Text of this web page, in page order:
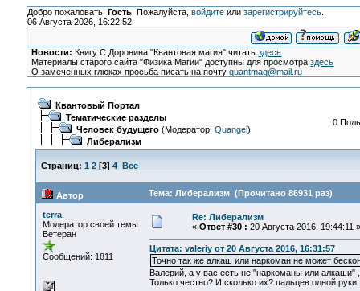
Добро пожаловать, Гость. Пожалуйста, войдитеили зарегистрируйтесь.
06 Августа 2026, 16:22:52
Новости: Книгу С.Доронина "Квантовая магия" читатьздесь
Материалы старого сайта "Физика Магии" доступны для просмотраздесь
О замеченных глюках просьба писать на почтуquantmag@mail.ru
Квантовый Портал
Тематические разделы
Человек будущего(Модератор: Quangel)
Либерализм
0
Страниц: 1 2[3] 4 Все
Автор Тема: Либерализм (Прочитано 86931 раз)
terra
Модератор своей темы
Ветеран
Сообщений: 1811
Re: Либерализм
« Ответ #30 : 20 Августа 2016, 19:44:11 »
Цитата: valeriy от 20 Августа 2016, 16:31:57
Точно так же алкаш или наркоман не может
Валерий, а у вас есть не "наркоманы или
Только честно? И сколько их? пальцев одной